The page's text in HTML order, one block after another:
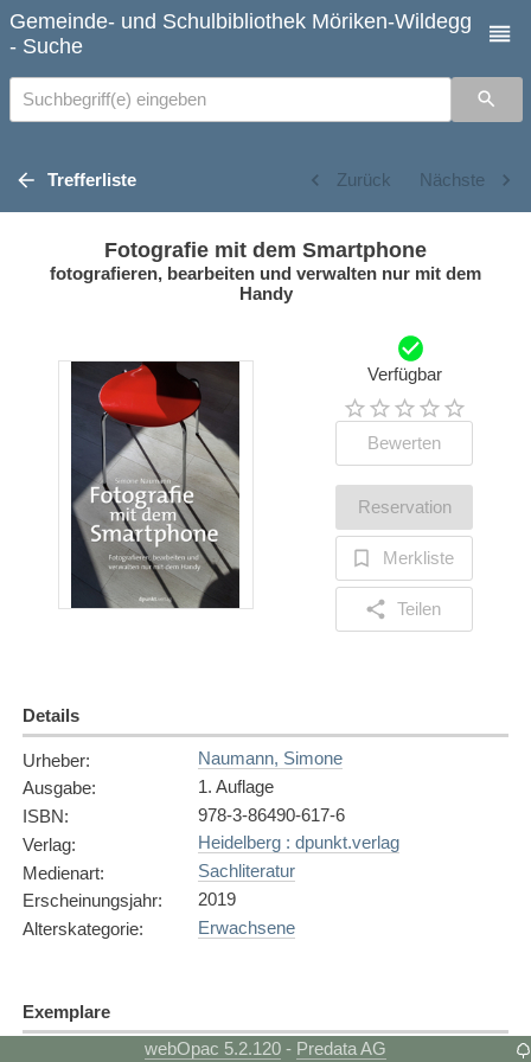
Gemeinde- und Schulbibliothek Möriken-Wildegg
- Suche
Suchbegriff(e) eingeben
Trefferliste Zurück Nächste
Fotografie mit dem Smartphone
fotografieren, bearbeiten und verwalten nur mit dem
Handy
Verfügbar
Bewerten
Reservation
Merkliste
Teilen
Details
Urheber:
Naumann, Simone
Ausgabe:
1. Auflage
ISBN:
978-3-86490-617-6
Verlag:
Heidelberg : dpunkt.verlag
Medienart:
Sachliteratur
Erscheinungsjahr:
2019
Alterskategorie: Erwachsene
Exemplare
webOpac 5.2.120 - Predata AG